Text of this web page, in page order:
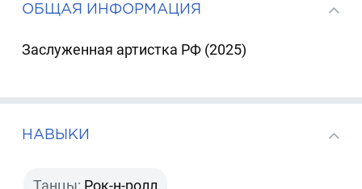
ОБЩАЯ ИНФОРМАЦИЯ
Заслуженная артистка РФ (2025)
НАВЫКИ
Танцы: Рок-н-ролл